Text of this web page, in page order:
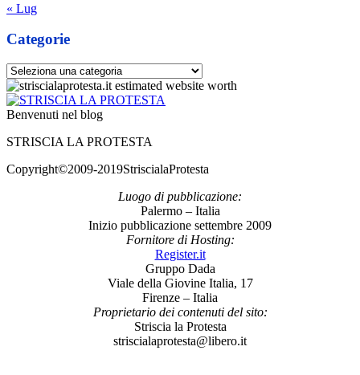
« Lug
Categorie
Categorie
Benvenuti nel blog
STRISCIA LA PROTESTA
Copyright©2009-2019StriscialaProtesta
Luogo di pubblicazione:
Palermo – Italia
Inizio pubblicazione settembre 2009
Fornitore di Hosting:
Register.it
Gruppo Dada
Viale della Giovine Italia, 17
Firenze – Italia
Proprietario dei contenuti del sito:
Striscia la Protesta
striscialaprotesta@libero.it